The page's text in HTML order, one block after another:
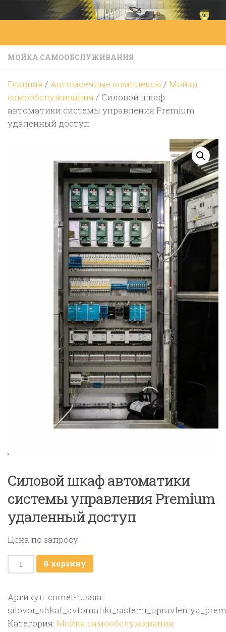
Перейти к содержимому
МОЙКА САМООБСЛУЖИВАНИЯ
Главная/ Автомоечные комплексы/ Мойка
самообслуживания/ Силовой шкаф
автоматики системы управления Premium
удаленный доступ
Силовой шкаф автоматики
системы управления Premium
удаленный доступ
Цена по запросу
Количество
товара
шкаф
автоматики
системы
В корзину
Артикул: comet-russia:
Категория: Мойка самообслуживания